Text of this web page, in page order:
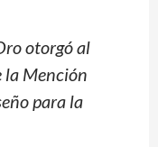
otorgó al
la Mención
para la